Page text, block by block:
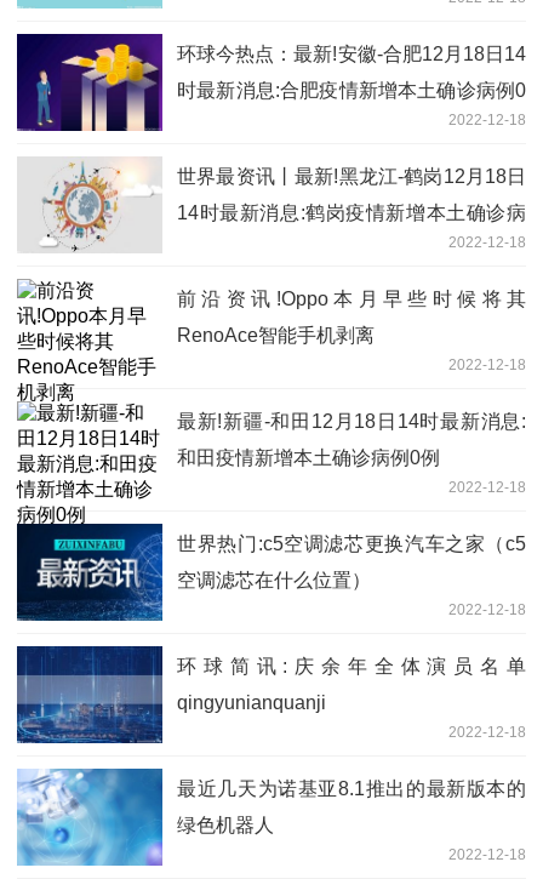
环球今热点：最新!安徽-合肥12月18日14
时最新消息:合肥疫情新增本土确诊病例0
2022-12-18
世界最资讯丨最新!黑龙江-鹤岗12月18日
14时最新消息:鹤岗疫情新增本土确诊病
2022-12-18
前沿资讯!Oppo本月早些时候将其
RenoAce智能手机剥离
2022-12-18
最新!新疆-和田12月18日14时最新消息:
和田疫情新增本土确诊病例0例
2022-12-18
世界热门:c5空调滤芯更换汽车之家（c5
空调滤芯在什么位置）
2022-12-18
环球简讯:庆余年全体演员名单
qingyunianquanji
2022-12-18
最近几天为诺基亚8.1推出的最新版本的
绿色机器人
2022-12-18